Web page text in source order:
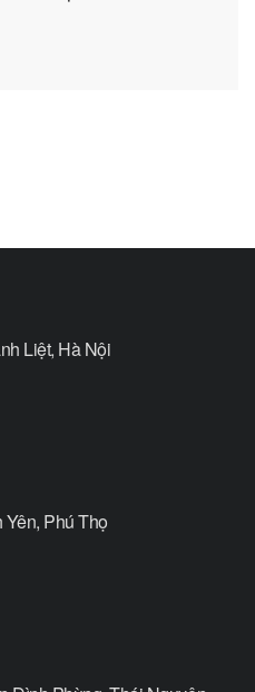
Liệt, Hà Nội
Phú Thọ